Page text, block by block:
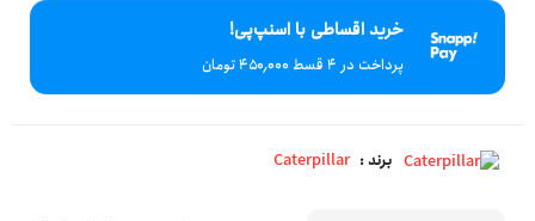
خرید اقساطی با اسنپ‌پی!
پرداخت در 4 قسط ۴۵۰٬۰۰۰ تومان
برند : Caterpillar